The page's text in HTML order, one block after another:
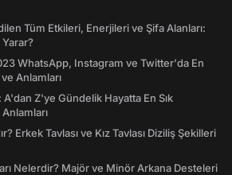
Tüm Etkileri, Enerjileri ve Şifa Alanları:
WhatsApp, Instagram ve Twitter'da En
Anlamları
Z'ye Gündelik Hayatta En Sık
Erkek Tavlası ve Kız Tavlası Diziliş Şekilleri
Nelerdir? Majör ve Minör Arkana Desteleri